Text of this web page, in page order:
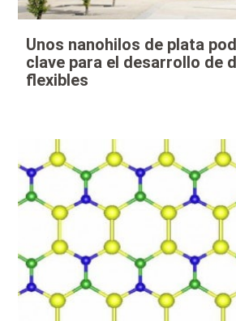
Unos nanohilos de plata
clave para el desarrollo de
flexibles